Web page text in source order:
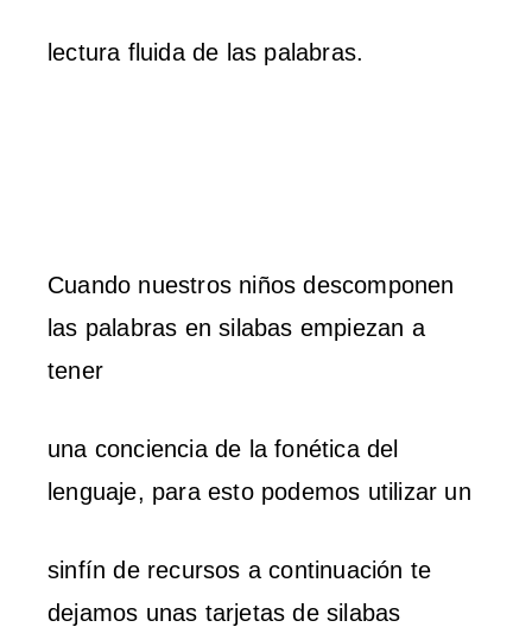
lectura fluida de las palabras.
Cuando nuestros niños descomponen
las palabras en silabas empiezan a
tener
una conciencia de la fonética del
lenguaje, para esto podemos utilizar un
sinfín de recursos a continuación te
dejamos unas tarjetas de silabas